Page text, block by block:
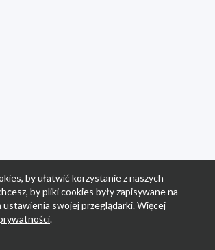
by ułatwić korzystanie z naszych
by pliki cookies były zapisywane na
ustawienia swojej przeglądarki. Więcej
.